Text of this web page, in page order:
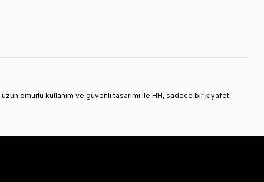
ömürlü kullanım ve güvenli tasarımı ile HH, sadece bir kıyafet